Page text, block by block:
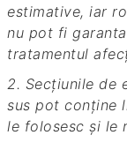
estimative, iar
nu pot fi
tratamentul
2. Secțiunile de echipamente și ingrediente de mai
sus pot conține
le folosesc și le